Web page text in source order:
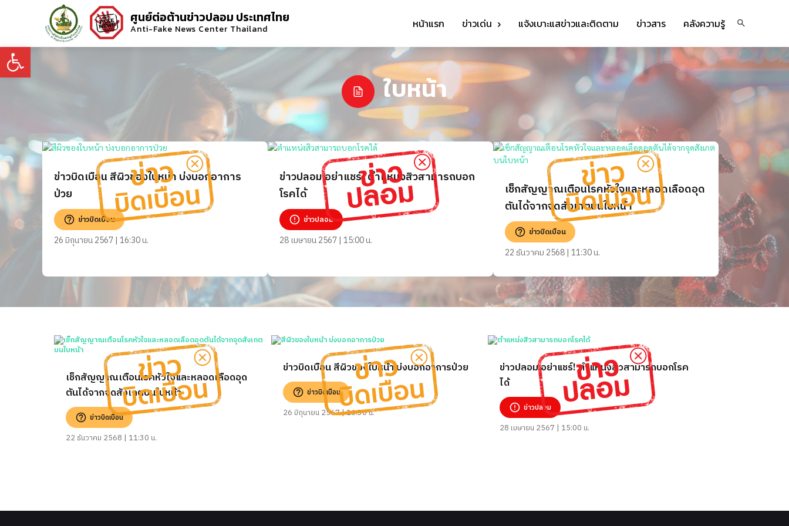
Open toolbar
ศูนย์ต่อต้านข่าวปลอม ประเทศไทย
Anti-Fake News Center Thailand หน้าแรก ข่าวเด่น แจ้งเบาะแสข่าวและติดตาม ข่าวสาร คลังความรู้
ใบหน้า
ข่าวบิดเบือน สีผิวของใบหน้า บ่งบอกอาการ
ป่วย
ข่าวบิดเบือน
26 มิถุนายน 2567 | 16:30 น.
ข่าวปลอม อย่าแชร์! ตำแหน่งสิวสามารถบอก
โรคได้
ข่าวปลอม
28 เมษายน 2567 | 15:00 น.
เช็กสัญญาณเตือนโรคหัวใจและหลอดเลือดอุด
ตันได้จากจุดสังเกตบนใบหน้า
ข่าวบิดเบือน
22 ธันวาคม 2568 | 11:30 น.
เช็กสัญญาณเตือนโรคหัวใจและหลอดเลือดอุด
ตันได้จากจุดสังเกตบนใบหน้า
ข่าวบิดเบือน
22 ธันวาคม 2568 | 11:30 น.
ข่าวบิดเบือน สีผิวของใบหน้า บ่งบอกอาการป่วย
ข่าวบิดเบือน
26 มิถุนายน 2567 | 16:30 น.
ข่าวปลอม อย่าแชร์! ตำแหน่งสิวสามารถบอกโรค
ได้
ข่าวปลอม
28 เมษายน 2567 | 15:00 น.